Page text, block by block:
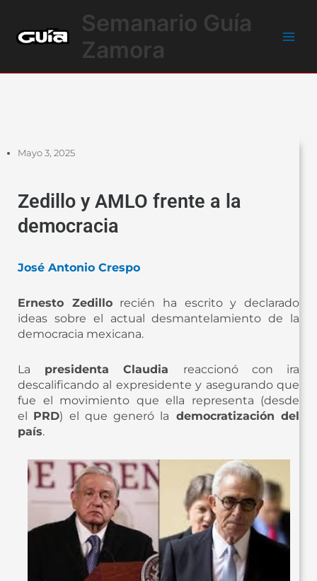
contenido
Semanario Guía
Zamora
Mayo 3, 2025
Zedillo y AMLO frente a la
democracia
José Antonio Crespo
Ernesto Zedillorecién ha escrito y declarado
ideas sobre el actual desmantelamiento de la
democracia mexicana.
La presidenta Claudia reaccionó con ira
descalificando al expresidente y asegurando que
fue el movimiento que ella representa (desde
el PRD) el que generó la democratización del
país.